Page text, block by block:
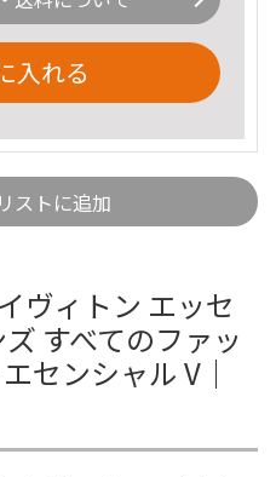
入れる
ストに追加
ヴィトン エッセ
すべてのファッ
センシャル V｜